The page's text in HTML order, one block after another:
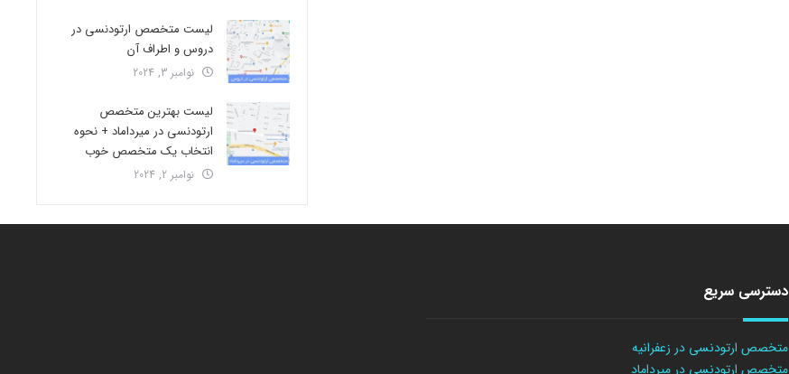
لیست متخصص ارتودنسی در
دروس و اطراف آن
نوامبر 3, 2024
لیست بهترین متخصص
ارتودنسی در میرداماد + نحوه
انتخاب یک متخصص خوب
نوامبر 2, 2024
دسترسی سریع
متخصص ارتودنسی در زعفرانیه
متخصص ارتودنسی در میرداماد